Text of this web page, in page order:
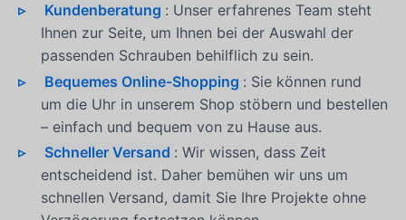
Kundenberatung : Unser erfahrenes Team steht
Ihnen zur Seite, um Ihnen bei der Auswahl der
passenden Schrauben behilflich zu sein.
Bequemes Online-Shopping : Sie können rund
um die Uhr in unserem Shop stöbern und bestellen
– einfach und bequem von zu Hause aus.
Schneller Versand : Wir wissen, dass Zeit
entscheidend ist. Daher bemühen wir uns um
schnellen Versand, damit Sie Ihre Projekte ohne